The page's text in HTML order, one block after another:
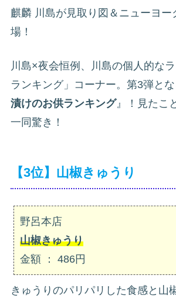
麒麟 川島が見取り図＆ニューヨー
場！
川島×夜会恒例、川島の個人的な
ランキング」コーナー。第3弾と
漬けのお供ランキング』！見たこ
一同驚き！
【3位】山椒きゅうり
野呂本店
山椒きゅうり
金額 ： 486円
きゅうりのパリパリした食感と山